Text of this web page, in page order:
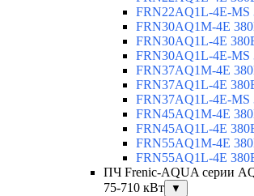
FRN22AQ1L-4E-MS
FRN30AQ1M-4E
FRN30AQ1L-4E
FRN30AQ1L-4E-MS
FRN37AQ1M-4E
FRN37AQ1L-4E
FRN37AQ1L-4E-MS
FRN45AQ1M-4E
FRN45AQ1L-4E
FRN55AQ1M-4E
FRN55AQ1L-4E
ПЧ Frenic-AQUA серии
75-710 кВт
▼